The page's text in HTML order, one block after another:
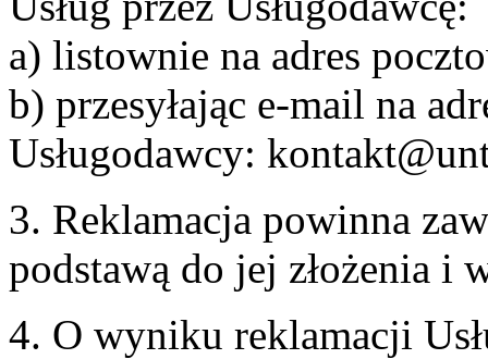
a) listownie na adres
b) przesyłając e-mail na
Usługodawcy:
3. Reklamacja powinna
podstawą do jej złożenia i
4. O wyniku reklamacji